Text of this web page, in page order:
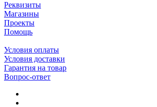
Реквизиты
Магазины
Проекты
Помощь
Условия оплаты
Условия доставки
Гарантия на товар
Вопрос-ответ